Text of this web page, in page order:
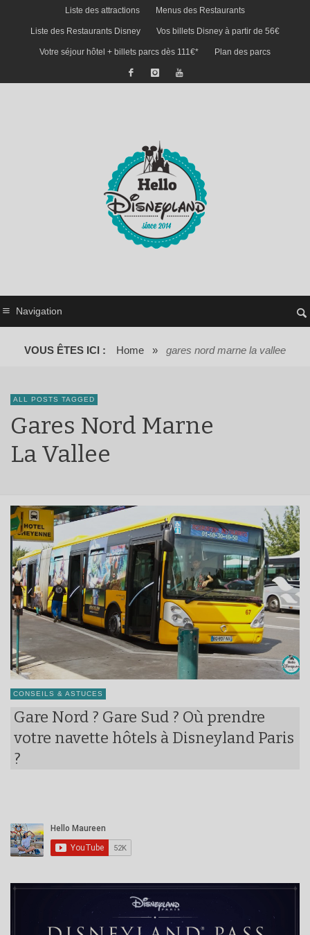
Liste des attractions Menus des Restaurants
Liste des Restaurants Disney Vos billets Disney à partir de 56€
Votre séjour hôtel + billets parcs dès 111€* Plan des parcs
Navigation
VOUS ÊTES ICI : Home » gares nord marne la vallee
ALL POSTS TAGGED
Gares Nord Marne
La Vallee
CONSEILS & ASTUCES
Gare Nord ? Gare Sud ? Où prendre
votre navette hôtels à Disneyland Paris
?